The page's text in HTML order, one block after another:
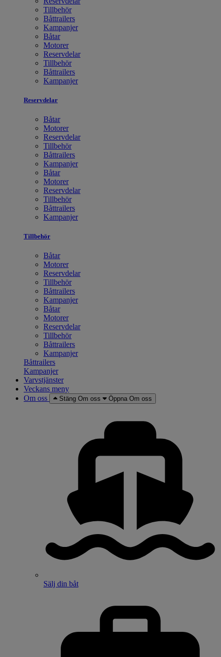
Tillbehör
Båttrailers
Kampanjer
Båtar
Motorer
Reservdelar
Tillbehör
Båttrailers
Kampanjer
Reservdelar
Båtar
Motorer
Reservdelar
Tillbehör
Båttrailers
Kampanjer
Båtar
Motorer
Reservdelar
Tillbehör
Båttrailers
Kampanjer
Tillbehör
Båtar
Motorer
Reservdelar
Tillbehör
Båttrailers
Kampanjer
Båtar
Motorer
Reservdelar
Tillbehör
Båttrailers
Kampanjer
Båttrailers
Kampanjer
Varvstjänster
Veckans meny
Om oss
Stäng Om oss Öppna Om oss
Sälj din båt